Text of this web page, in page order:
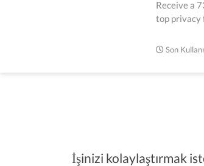
Receive a
top privacy
Son
İşinizi kolaylaştırmak